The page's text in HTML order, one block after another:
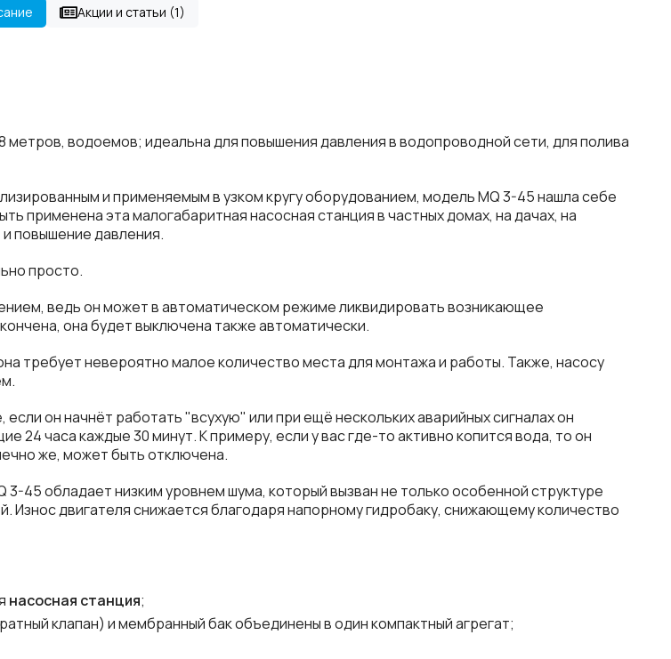
Акции и статьи (1)
водоемов; идеальна для повышения давления в водопроводной сети, для полива
и применяемым в узком кругу оборудованием, модель MQ 3-45 нашла себе
применена эта малогабаритная насосная станция в частных домах, на дачах, на
повышение давления.
просто.
ведь он может в автоматическом режиме ликвидировать возникающее
она будет выключена также автоматически.
требует невероятно малое количество места для монтажа и работы. Также, насосу
он начнёт работать "всухую" или при ещё нескольких аварийных сигналах он
часа каждые 30 минут. К примеру, если у вас где-то активно копится вода, то он
же, может быть отключена.
45 обладает низким уровнем шума, который вызван не только особенной структуре
двигателя снижается благодаря напорному гидробаку, снижающему количество
насосная станция;
клапан) и мембранный бак объединены в один компактный агрегат;